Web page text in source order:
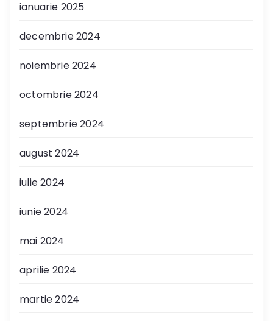
ianuarie 2025
decembrie 2024
noiembrie 2024
octombrie 2024
septembrie 2024
august 2024
iulie 2024
iunie 2024
mai 2024
aprilie 2024
martie 2024